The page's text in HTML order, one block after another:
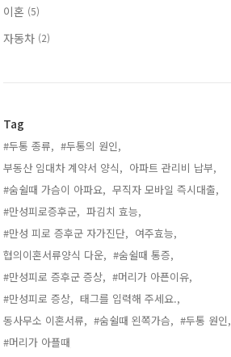
이혼 (5)
자동차 (2)
Tag
#두통 종류, #두통의 원인,
부동산 임대차 계약서 양식, 아파트 관리비 납부,
#숨쉴때 가슴이 아파요, 무직자 모바일 즉시대출,
#만성피로증후군, 파김치 효능,
#만성 피로 증후군 자가진단, 여주효능,
협의이혼서류양식 다운, #숨쉴때 통증,
#만성피로 증후군 증상, #머리가 아픈이유,
#만성피로 증상, 태그를 입력해 주세요.,
동사무소 이혼서류, #숨쉴때 왼쪽가슴, #두통 원인,
#머리가 아플때,